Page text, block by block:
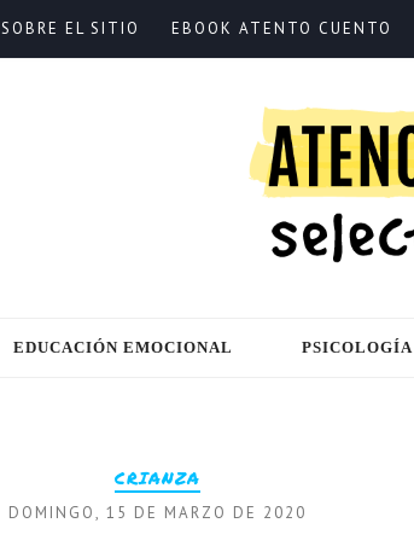
SOBRE EL SITIO EBOOK ATENTO CUENTO
EDUCACIÓN EMOCIONAL PSICOLOGÍA
CRIANZA
DOMINGO, 15 DE MARZO DE 2020